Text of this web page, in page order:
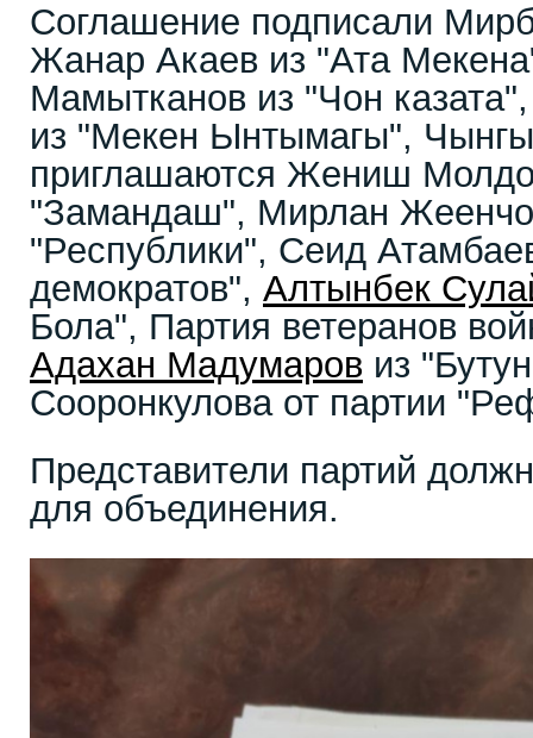
Соглашение подписали
Жанар Акаев из "Ата
Мамытканов из "Чон
из "Мекен Ынтымагы",
приглашаются Жениш
"Замандаш", Мирлан
"Республики", Сеид
демократов", Алтынбек
Бола", Партия ветеранов
Адахан Мадумаров из
Сооронкулова от партии
Представители партий
для объединения.